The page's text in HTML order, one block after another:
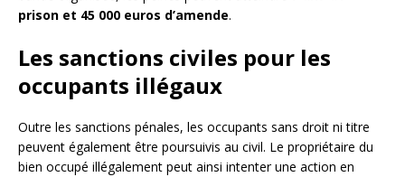
prison et 45 000 euros d’amende.
Les sanctions civiles pour les
occupants illégaux
Outre les sanctions pénales, les occupants sans droit ni titre
peuvent également être poursuivis au civil. Le propriétaire du
bien occupé illégalement peut ainsi intenter une action en